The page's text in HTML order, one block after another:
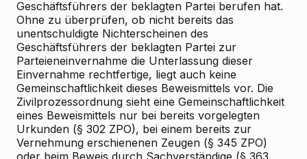
Geschäftsführers der beklagten Partei berufen hat.
Ohne zu überprüfen, ob nicht bereits das
unentschuldigte Nichterscheinen des
Geschäftsführers der beklagten Partei zur
Parteieneinvernahme die Unterlassung dieser
Einvernahme rechtfertige, liegt auch keine
Gemeinschaftlichkeit dieses Beweismittels vor. Die
Zivilprozessordnung sieht eine Gemeinschaftlichkeit
eines Beweismittels nur bei bereits vorgelegten
Urkunden (§ 302 ZPO), bei einem bereits zur
Vernehmung erschienenen Zeugen (§ 345 ZPO)
oder beim Beweis durch Sachverständige (§ 363